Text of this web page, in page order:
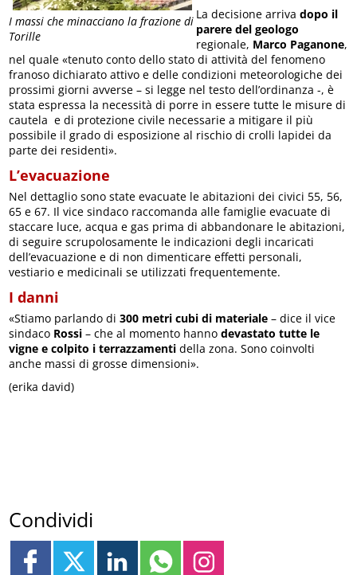
I massi che minacciano la frazione di
Torille
La decisione arrivadopo il
parere del geologo
regionale, Marco Paganone,
nel quale «tenuto conto dello stato di attività del fenomeno
franoso dichiarato attivo e delle condizioni meteorologiche dei
prossimi giorni avverse – si legge nel testo dell’ordinanza -, è
stata espressa la necessità di porre in essere tutte le misure di
cautela e di protezione civile necessarie a mitigare il più
possibile il grado di esposizione al rischio di crolli lapidei da
parte dei residenti».
L’evacuazione
Nel dettaglio sono state evacuate le abitazioni dei civici 55, 56,
65 e 67. Il vice sindaco raccomanda alle famiglie evacuate di
staccare luce, acqua e gas prima di abbandonare le abitazioni,
di seguire scrupolosamente le indicazioni degli incaricati
dell’evacuazione e di non dimenticare effetti personali,
vestiario e medicinali se utilizzati frequentemente.
I danni
«Stiamo parlando di 300 metri cubi di materiale – dice il vice
sindaco Rossi – che al momento hannodevastato tutte le
vigne e colpito i terrazzamenti della zona. Sono coinvolti
anche massi di grosse dimensioni».
(erika david)
Condividi